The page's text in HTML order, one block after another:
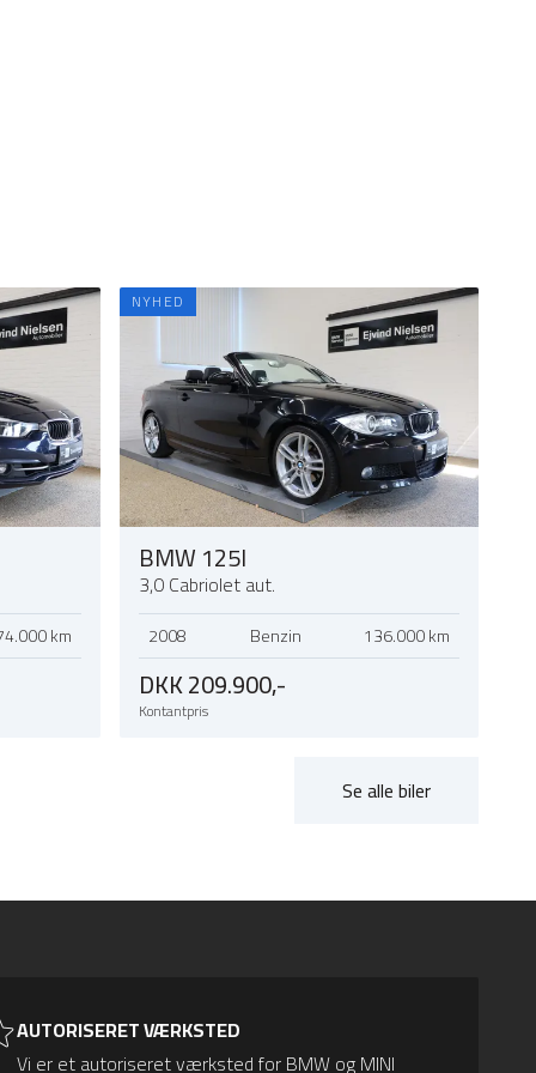
km
NYHED
BMW 125I
3,0 Cabriolet aut.
2008 Benzin 136.000 km
DKK 209.900,-
Kontantpris
Se alle biler
AUTORISERET VÆRKSTED
Vi er et autoriseret værksted for BMW og MINI